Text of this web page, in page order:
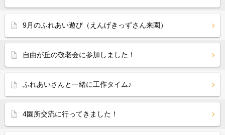
9月のふれあい遊び（えんげきっずさん来園）
自由が丘の敬老会に参加しました！
ふれあいさんと一緒に工作タイム♪
4園所交流に行ってきました！